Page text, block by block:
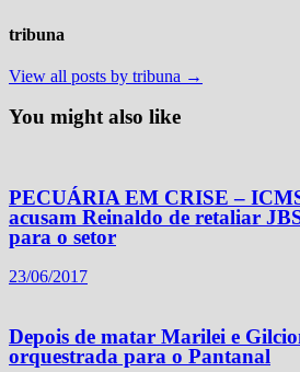
tribuna
View all posts by tribuna →
You might also like
PECUÁRIA EM CRISE –
acusam Reinaldo de retaliar
para o setor
23/06/2017
Depois de matar Marilei e
orquestrada para o Pantanal